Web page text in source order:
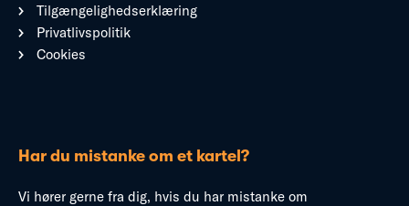
Tilgængelighedserklæring
Privatlivspolitik
Cookies
Har du mistanke om et kartel?
Vi hører gerne fra dig, hvis du har mistanke om